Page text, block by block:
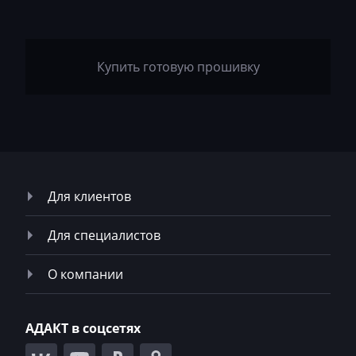
Madill
Magni
MAN
Maserati
Купить готовую прошивку
Для клиентов
Для специалистов
О компании
АДАКТ в соцсетях